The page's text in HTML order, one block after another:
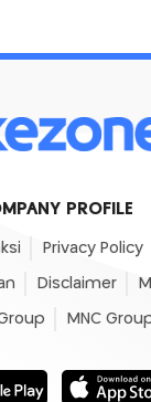
PROFILE
Privacy Policy
Disclaimer
MNC